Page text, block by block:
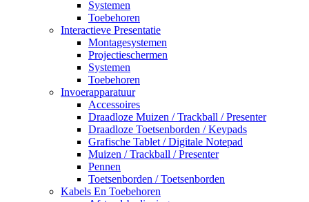
Systemen
Toebehoren
Interactieve Presentatie
Montagesystemen
Projectieschermen
Systemen
Toebehoren
Invoerapparatuur
Accessoires
Draadloze Muizen / Trackball / Presenter
Draadloze Toetsenborden / Keypads
Grafische Tablet / Digitale Notepad
Muizen / Trackball / Presenter
Pennen
Toetsenborden / Toetsenborden
Kabels En Toebehoren